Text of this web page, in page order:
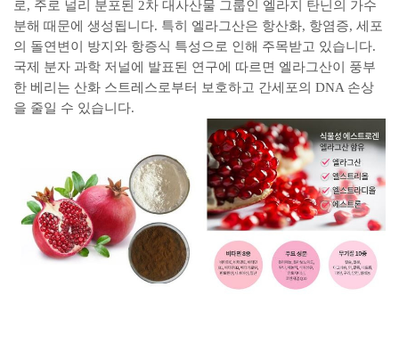
로, 주로 널리 분포된 2차 대사산물 그룹인 엘라지 탄닌의 가수
분해 때문에 생성됩니다. 특히 엘라그산은 항산화, 항염증, 세포
의 돌연변이 방지와 항증식 특성으로 인해 주목받고 있습니다.
국제 분자 과학 저널에 발표된 연구에 따르면 엘라그산이 풍부
한 베리는 산화 스트레스로부터 보호하고 간세포의 DNA 손상
을 줄일 수 있습니다.